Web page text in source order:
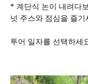
* 계단식 논이 내려다
넛 주스와 점심을 즐기
투어 일자를 선택하세